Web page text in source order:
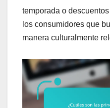
temporada o
los consumidores que
manera culturalmente